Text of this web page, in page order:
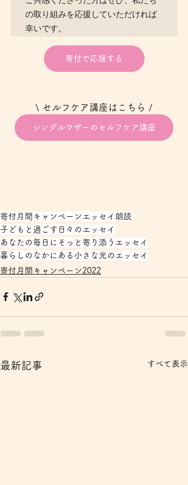
の取り組みを応援していただければ
幸いです。
寄付で応援する
\ セルフケア講座はこちら /
シングルマザーのセルフケア講座
寄付月間キャンペーン エッセイ朗読
子どもと過ごす日々のエッセイ
あなたの毎日にそっと寄り添うエッセイ
暮らしのなかにある小さな光のエッセイ
寄付月間キャンペーン2022
最新記事 すべて表示